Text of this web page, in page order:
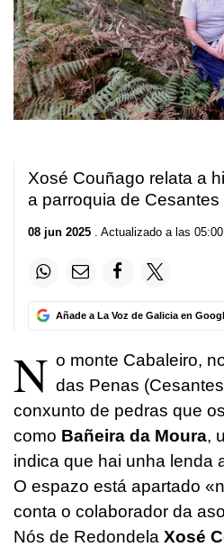
Xosé Couñago relata a
a parroquia de Cesantes
08 jun 2025 . Actualizado a las 05:00
Añade a La Voz de Galicia en
N o monte Cabaleiro,
das Penas
conxunto de pedras que
como Bañeira da Moura,
indica que hai unha lenda
O espazo está apartado
conta o colaborador da
Nós de Redondela Xosé